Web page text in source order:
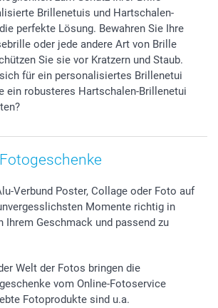
Brillenetuis und Hartschalen-
perfekte Lösung. Bewahren Sie Ihre
oder jede andere Art von Brille
Sie sie vor Kratzern und Staub.
für ein personalisiertes Brillenetui
ein robusteres Hartschalen-Brillenetui
Verbund Poster, Collage oder Foto auf
Momente richtig in
Ihrem Geschmack und passend zu
Welt der Fotos bringen die
vom Online-Fotoservice
Fotoprodukte sind u.a.